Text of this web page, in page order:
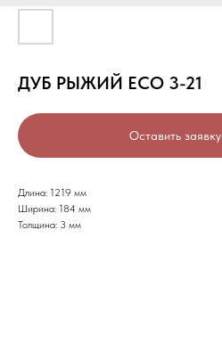
ДУБ РЫЖИЙ ECO 3-21
Оставить заявку
Длина: 1219 мм
Ширина: 184 мм
Толщина: 3 мм